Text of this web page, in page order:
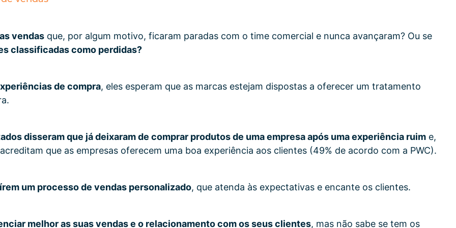
vendas que, por algum motivo, ficaram paradas com o time comercial e nunca avançaram? Ou se
classificadas como perdidas?
de compra, eles esperam que as marcas estejam dispostas a oferecer um tratamento
disseram que já deixaram de comprar produtos de uma empresa após uma experiência ruim e,
que as empresas oferecem uma boa experiência aos clientes (49% de acordo com a PWC).
um processo de vendas personalizado, que atenda às expectativas e encante os clientes.
melhor as suas vendas e o relacionamento com os seus clientes, mas não sabe se tem os